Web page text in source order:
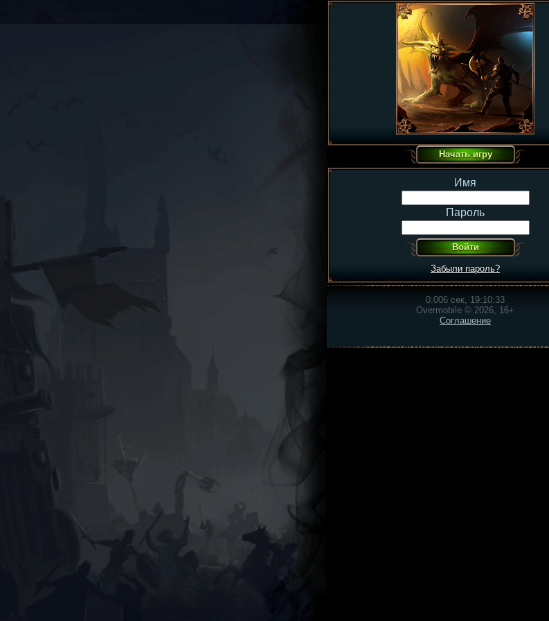
Имя
Пароль
Забыли пароль?
0.006 сек, 19:10:33
Overmobile © 2026, 16+
Соглашение